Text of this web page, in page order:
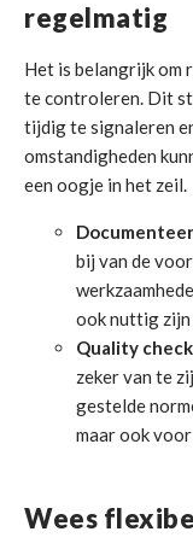
regelmatig
Het is belangrijk om
te controleren. Dit
tijdig te signaleren
omstandigheden
een oogje in het zeil.
bij van de
ook nuttig
Quality
zeker van te
gestelde
maar ook
Wees